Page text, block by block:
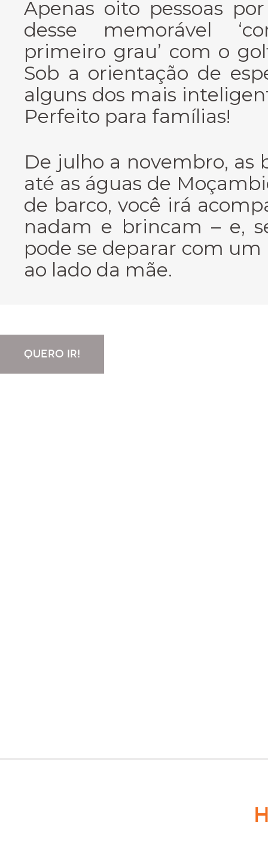
Apenas oito pessoas
desse memorável
primeiro grau’ com o
Sob a orientação de
alguns dos mais
Perfeito para famílias!
De julho a novembro,
até as águas de
de barco, você irá
nadam e brincam – e,
pode se deparar com
ao lado da mãe.
QUERO IR!